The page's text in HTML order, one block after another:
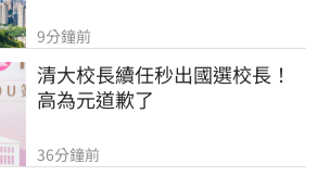
9分鐘前
清大校長續任秒出國選校長！
高為元道歉了
36分鐘前